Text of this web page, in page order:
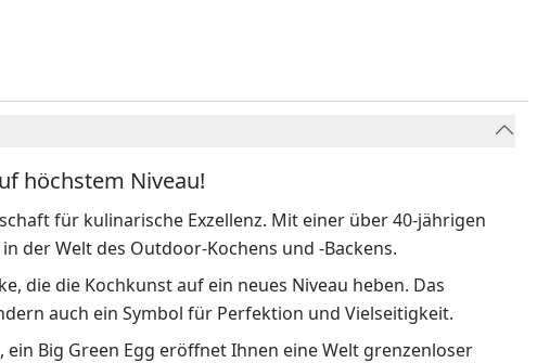
höchstem Niveau!
für kulinarische Exzellenz. Mit einer über 40-jährigen
der Welt des Outdoor-Kochens und -Backens.
die die Kochkunst auf ein neues Niveau heben. Das
auch ein Symbol für Perfektion und Vielseitigkeit.
Big Green Egg eröffnet Ihnen eine Welt grenzenloser